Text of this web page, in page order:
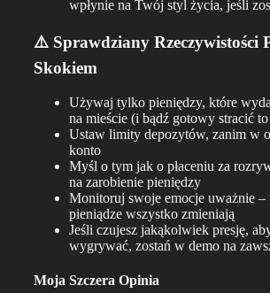
wpłynie na Twój styl życia, jeśli
⚠️ Sprawdziany Rzeczywistości
Skokiem
Używaj tylko pieniędzy, które
na mieście (i bądź gotowy stracić
Ustaw limity depozytów, zanim w
konto
Myśl o tym jak o płaceniu za
na zarobienie pieniędzy
Monitoruj swoje emocje uważnie
pieniądze wszystko zmieniają
Jeśli czujesz jakąkolwiek presję,
wygrywać, zostań w demo na
Moja Szczera Opinia